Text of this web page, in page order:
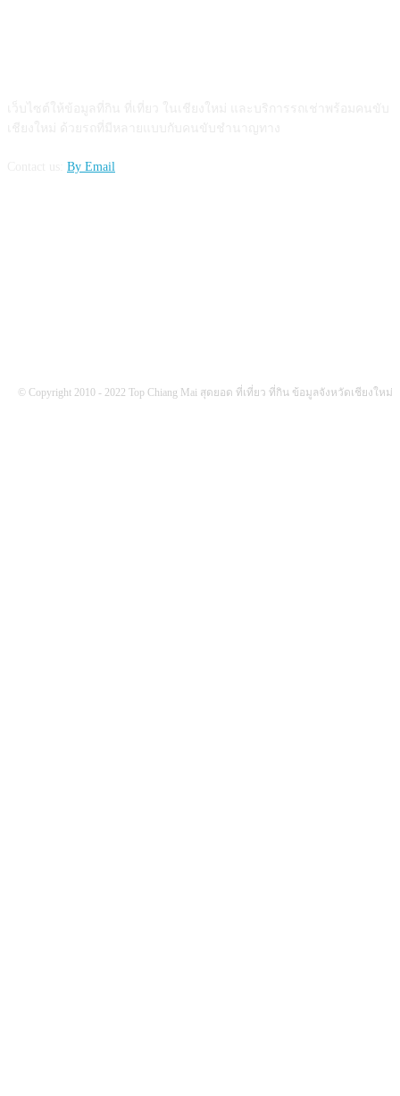
By Email
© Copyright 2010 - 2022 Top Chiang Mai สุดยอด ที่เที่ยว ที่กิน ข้อมูลจังหวัดเชียงใหม่